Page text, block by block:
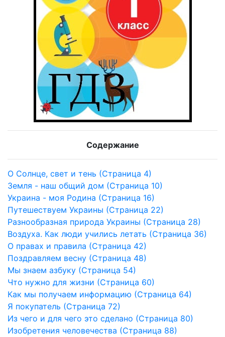
Содержание
О Солнце, свет и тень (Страница 4)
Земля - наш общий дом (Страница 10)
Украина - моя Родина (Страница 16)
Путешествуем Украины (Страница 22)
Разнообразная природа Украины (Страница 28)
Воздуха. Как люди учились летать (Страница 36)
О правах и правила (Страница 42)
Поздравляем весну (Страница 48)
Мы знаем азбуку (Страница 54)
Что нужно для жизни (Страница 60)
Как мы получаем информацию (Страница 64)
Я покупатель (Страница 72)
Из чего и для чего это сделано (Страница 80)
Изобретения человечества (Страница 88)